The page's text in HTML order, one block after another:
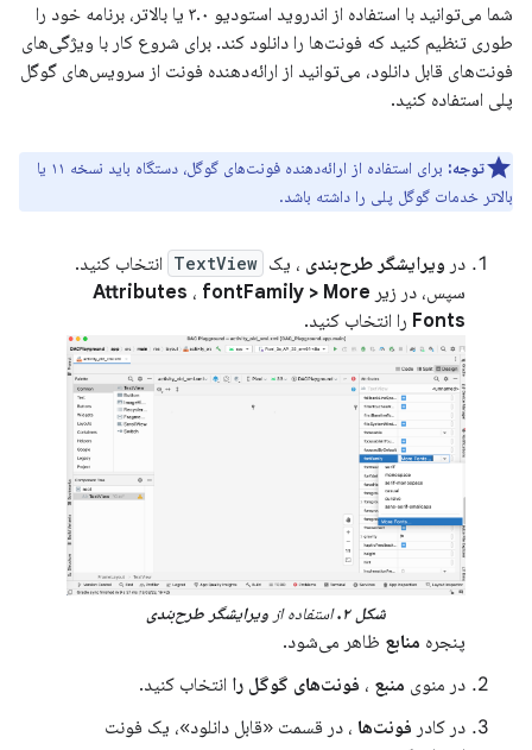
شما می‌توانید با استفاده از اندروید استودیو ۳.۰ یا بالاتر، برنامه خود را
طوری تنظیم کنید که فونت‌ها را دانلود کند. برای شروع کار با ویژگی‌های
فونت‌های قابل دانلود، می‌توانید از ارائه‌دهنده فونت از سرویس‌های گوگل
پلی استفاده کنید.
توجه:
برای استفاده از ارائه‌دهنده فونت‌های گوگل، دستگاه باید نسخه ۱۱ یا
بالاتر خدمات گوگل پلی را داشته باشد.
در ویرایشگر طرح‌بندی ، یک TextView انتخاب کنید.
سپس، در زیر
Attributes ، fontFamily > More
Fonts را انتخاب کنید.
شکل ۲. استفاده از ویرایشگر طرح‌بندی
پنجره منابع ظاهر می‌شود.
در منوی منبع ، فونت‌های گوگل را انتخاب کنید.
در کادر فونت‌ها ، در قسمت «قابل دانلود»، یک فونت